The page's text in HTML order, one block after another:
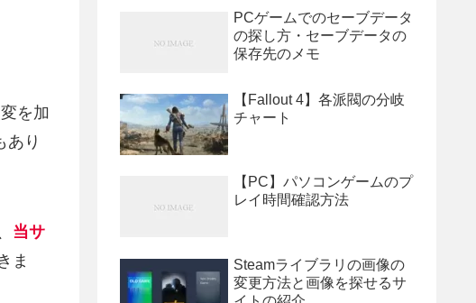
を加
あり
当サ
ま
PCゲームでのセーブデータ
の探し方・セーブデータの
保存先のメモ
【Fallout 4】各派閥の分岐
チャート
【PC】パソコンゲームのプ
レイ時間確認方法
Steamライブラリの画像の
変更方法と画像を探せるサ